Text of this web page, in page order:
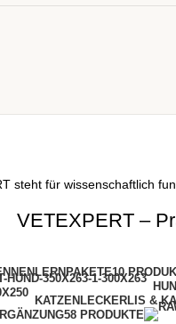
steht für wissenschaftlich
VETEXPERT –
10
KATZENLECKERLIS &
58 PRODUKTE